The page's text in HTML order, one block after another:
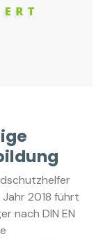
2018 führt
nach DIN EN